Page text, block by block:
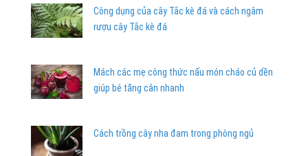
Công dụng của cây Tắc kè đá và cách ngâm
rượu cây Tắc kè đá
Mách các mẹ công thức nấu món cháo củ dền
giúp bé tăng cân nhanh
Cách trồng cây nha đam trong phòng ngủ